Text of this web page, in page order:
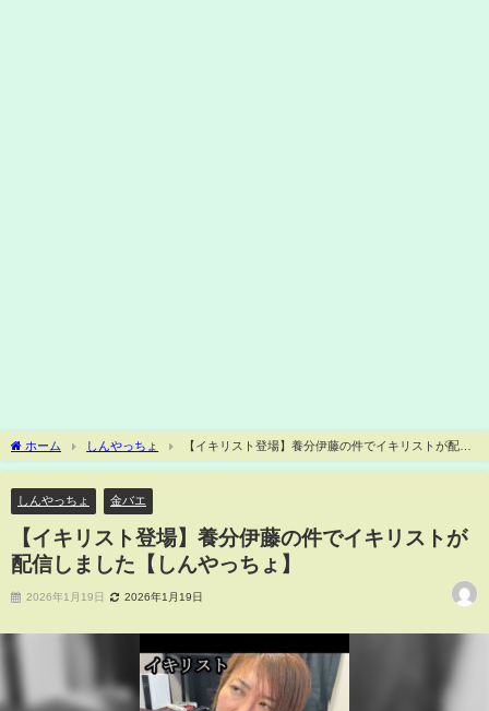
ホーム しんやっちょ
【イキリスト登場】養分伊藤の件でイキリストが配信
しました【しんやっちょ】
しんやっちょ 金バエ
【イキリスト登場】養分伊藤の件でイキリストが
配信しました【しんやっちょ】
2026年1月19日 2026年1月19日